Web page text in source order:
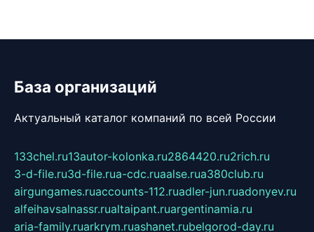
База организаций
Актуальный каталог компаний по всей России
133chel.ru13autor-kolonka.ru2864420.ru2rich.ru
3-d-file.ru3d-file.rua-cdc.ruaalse.rua380club.ru
airgungames.ruaccounts-112.ruadler-jun.ruadonyev.ru
alfeihavsalnassr.rualtaipant.ruargentinamia.ru
aria-family.ruarkrym.ruashanet.rubelgorod-day.ru